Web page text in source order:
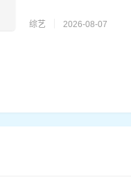
综艺 2026-08-07